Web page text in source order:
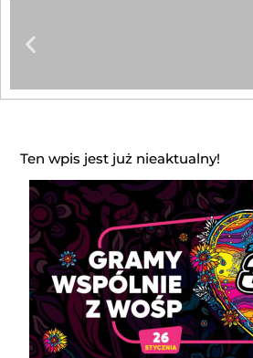
Ten wpis jest już nieaktualny!